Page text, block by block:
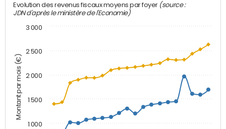
Montant par mois (€)
Evolution des revenus fiscaux moyens par foyer (source :
JDN d'après le ministère de l'Economie)
1 000
1 500
2 000
2 500
3 000